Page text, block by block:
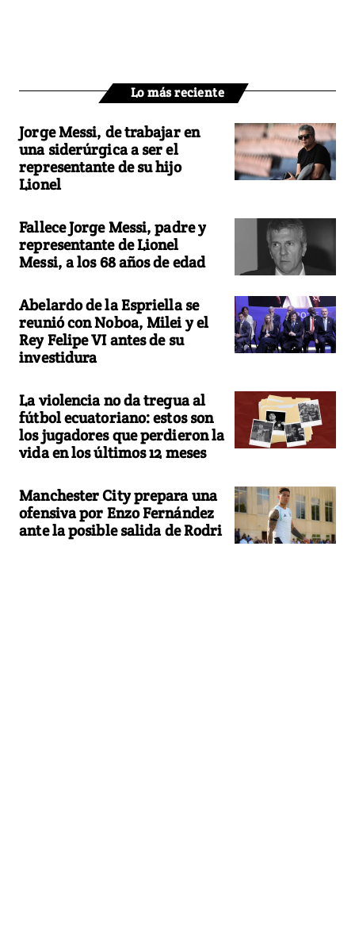
Lo más reciente
Jorge Messi, de trabajar en
una siderúrgica a ser el
representante de su hijo
Lionel
Fallece Jorge Messi, padre y
representante de Lionel
Messi, a los 68 años de edad
Abelardo de la Espriella se
reunió con Noboa, Milei y el
Rey Felipe VI antes de su
investidura
La violencia no da tregua al
fútbol ecuatoriano: estos son
los jugadores que perdieron la
vida en los últimos 12 meses
Manchester City prepara una
ofensiva por Enzo Fernández
ante la posible salida de Rodri